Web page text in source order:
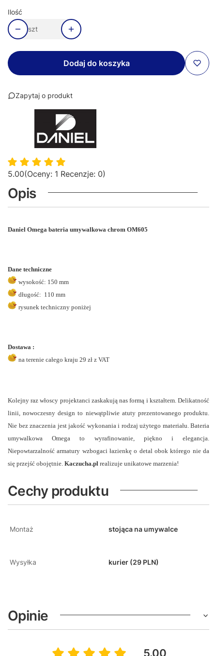
Ilość
szt
Dodaj do koszyka
Zapytaj o produkt
5.00(Oceny: 1 Recenzje: 0)
Opis
Daniel Omega bateria umywalkowa chrom OM605
Dane techniczne
wysokość: 150 mm
długość: 110 mm
rysunek techniczny poniżej
Dostawa :
na terenie całego kraju 29 zł z VAT
Kolejny raz włoscy projektanci zaskakują nas formą i kształtem. Delikatność
linii, nowoczesny design to niewątpliwie atuty prezentowanego produktu.
Nie bez znaczenia jest jakość wykonania i rodzaj użytego materiału. Bateria
umywalkowa Omega to wyrafinowanie, piękno i elegancja.
Niepowtarzalność armatury wzbogaci łazienkę o detal obok którego nie da
się przejść obojętnie. Kaczucha.pl realizuje unikatowe marzenia!
Cechy produktu
Montaż stojąca na umywalce
Wysyłka kurier (29 PLN)
Opinie
5.00